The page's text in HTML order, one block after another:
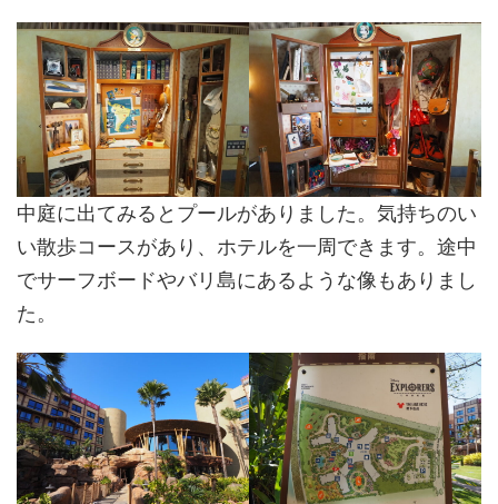
中庭に出てみるとプールがありました。気持ちのい
い散歩コースがあり、ホテルを一周できます。途中
でサーフボードやバリ島にあるような像もありまし
た。